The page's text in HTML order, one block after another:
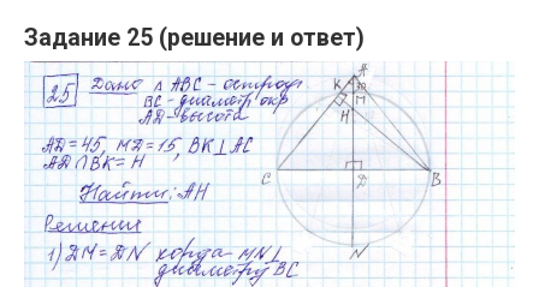
Задание 25 (решение и ответ)